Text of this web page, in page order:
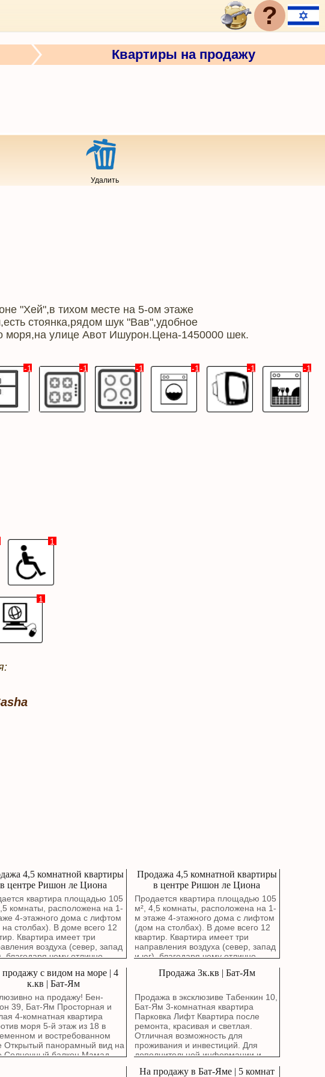
?
Квартиры на продажу
Удалить
"Хей",в тихом месте на 5-ом этаже
стоянка,рядом шук "Вав",удобное
моря,на улице Авот Ишурон.Цена-1450000 шек.
-1 -1 -1 -1 -1 -1
1
1
4,5 комнатной квартиры
в центре Ришон ле Циона
квартира площадью 105
комнаты, расположена на 1-
4-этажного дома с лифтом
столбах). В доме всего 12
Квартира имеет три
воздуха (север, запад
благодаря чему отлично
на зеленый сквер. В
выполнен капитальный
с полной заменой
водопроводных и
труб. Стены были
отремонтированы около
назад. Можно въезжать без
вложений.
включает просторную
Продажа 4,5 комнатной квартиры
в центре Ришон ле Циона
Продается квартира площадью 105
м², 4,5 комнаты, расположена на 1-
м этаже 4-этажного дома с лифтом
(дом на столбах). В доме всего 12
квартир. Квартира имеет три
направления воздуха (север, запад
и юг), благодаря чему отлично
выходят на зеленый сквер. В
ремонт с полной заменой
электропроводки, водопроводных и
канализационных труб. Стены были
заново отремонтированы около
года назад. Можно въезжать без
дополнительных вложений.
Планировка включает просторную
отличном состоянии с фасадами
с видом на море | 4
к.кв | Бат-Ям
на продажу! Бен-
39, Бат-Ям Просторная и
4-комнатная квартира
моря 5-й этаж из 18 в
и востребованном
Открытый панорамный вид на
Солнечный балкон Мамад
Продажа 3к.кв | Бат-Ям
Продажа в эксклюзиве Табенкин 10,
Бат-Ям 3-комнатная квартира
Парковка Лифт Квартира после
ремонта, красивая и светлая.
Отличная возможность для
проживания и инвестиций. Для
дополнительной информации и
нами.
На продажу в Бат-Яме | 5 комнат